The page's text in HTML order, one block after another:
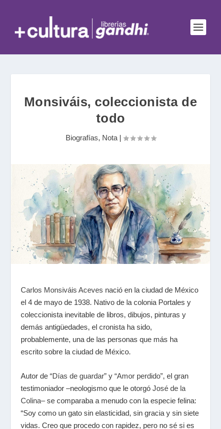
Monsiváis, coleccionista de
todo
Biografías, Nota|
Carlos Monsiváis Aceves nació en la ciudad de México
el 4 de mayo de 1938. Nativo de la colonia Portales y
coleccionista inevitable de libros, dibujos, pinturas y
demás antigüedades, el cronista ha sido,
probablemente, una de las personas que más ha
escrito sobre la ciudad de México.
Autor de“Días de guardar” y“Amor perdido”, el gran
testimoniador –neologismo que le otorgóJosé de la
Colina– se comparaba a menudo con la especie felina:
“Soy como un gato sin elasticidad, sin gracia y sin siete
vidas. Creo que procedo con rapidez, pero no sé si es